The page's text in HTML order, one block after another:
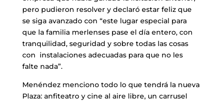
pero pudieron resolver y declaró estar feliz que
se siga avanzado con “este lugar especial para
que la familia merlenses pase el día entero, con
tranquilidad, seguridad y sobre todas las cosas
con instalaciones adecuadas para que no les
falte nada”.
Menéndez menciono todo lo que tendrá la nueva
Plaza: anfiteatro y cine al aire libre, un carrusel